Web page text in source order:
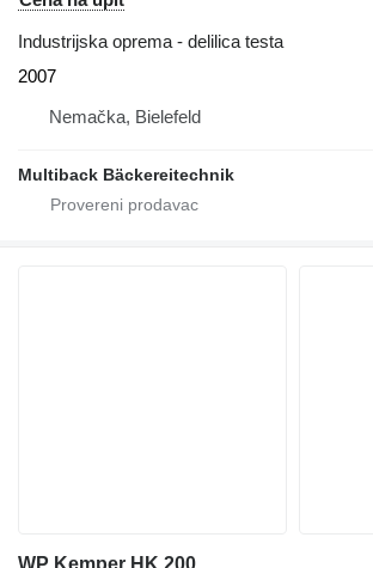
Industrijska oprema - delilica testa
2007
Nemačka, Bielefeld
Multiback Bäckereitechnik
WP Kemper HK 200